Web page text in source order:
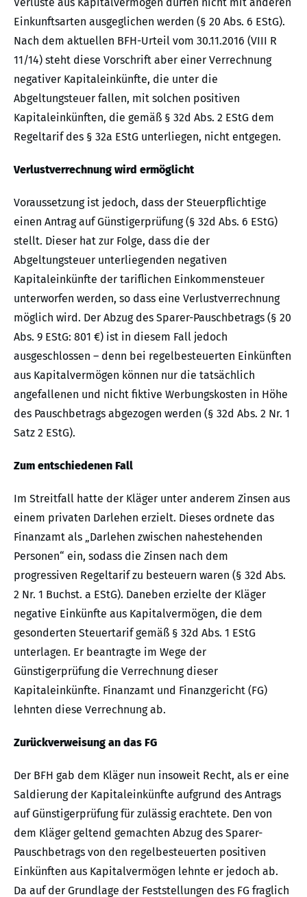
Einkunftsarten ausgeglichen werden (§ 20 Abs. 6 EStG).
Nach dem aktuellen BFH-Urteil vom 30.11.2016 (VIII R
11/14) steht diese Vorschrift aber einer Verrechnung
negativer Kapitaleinkünfte, die unter die
Abgeltungsteuer fallen, mit solchen positiven
Kapitaleinkünften, die gemäß § 32d Abs. 2 EStG dem
Regeltarif des § 32a EStG unterliegen, nicht entgegen.
Verlustverrechnung wird ermöglicht
Voraussetzung ist jedoch, dass der Steuerpflichtige
einen Antrag auf Günstigerprüfung (§ 32d Abs. 6 EStG)
stellt. Dieser hat zur Folge, dass die der
Abgeltungsteuer unterliegenden negativen
Kapitaleinkünfte der tariflichen Einkommensteuer
unterworfen werden, so dass eine Verlustverrechnung
möglich wird. Der Abzug des Sparer-Pauschbetrags (§ 20
Abs. 9 EStG: 801 €) ist in diesem Fall jedoch
ausgeschlossen – denn bei regelbesteuerten Einkünften
aus Kapitalvermögen können nur die tatsächlich
angefallenen und nicht fiktive Werbungskosten in Höhe
des Pauschbetrags abgezogen werden (§ 32d Abs. 2 Nr. 1
Satz 2 EStG).
Zum entschiedenen Fall
Im Streitfall hatte der Kläger unter anderem Zinsen aus
einem privaten Darlehen erzielt. Dieses ordnete das
Finanzamt als „Darlehen zwischen nahestehenden
Personen“ ein, sodass die Zinsen nach dem
progressiven Regeltarif zu besteuern waren (§ 32d Abs.
2 Nr. 1 Buchst. a EStG). Daneben erzielte der Kläger
negative Einkünfte aus Kapitalvermögen, die dem
gesonderten Steuertarif gemäß § 32d Abs. 1 EStG
unterlagen. Er beantragte im Wege der
Günstigerprüfung die Verrechnung dieser
Kapitaleinkünfte. Finanzamt und Finanzgericht (FG)
lehnten diese Verrechnung ab.
Zurückverweisung an das FG
Der BFH gab dem Kläger nun insoweit Recht, als er eine
Saldierung der Kapitaleinkünfte aufgrund des Antrags
auf Günstigerprüfung für zulässig erachtete. Den von
dem Kläger geltend gemachten Abzug des Sparer-
Pauschbetrags von den regelbesteuerten positiven
Einkünften aus Kapitalvermögen lehnte er jedoch ab.
Da auf der Grundlage der Feststellungen des FG fraglich